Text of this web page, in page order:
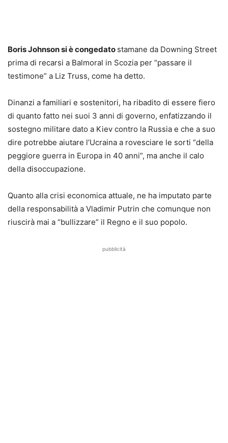
Boris Johnson si è congedato stamane da Downing Street
prima di recarsi a Balmoral in Scozia per “passare il
testimone” a Liz Truss, come ha detto.
Dinanzi a familiari e sostenitori, ha ribadito di essere fiero
di quanto fatto nei suoi 3 anni di governo, enfatizzando il
sostegno militare dato a Kiev contro la Russia e che a suo
dire potrebbe aiutare l’Ucraina a rovesciare le sorti “della
peggiore guerra in Europa in 40 anni”, ma anche il calo
della disoccupazione.
Quanto alla crisi economica attuale, ne ha imputato parte
della responsabilità a Vladimir Putrin che comunque non
riuscirà mai a “bullizzare” il Regno e il suo popolo.
pubblicità